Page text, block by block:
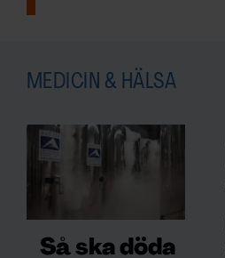
MEDICIN & HÄLSA
Så ska döda